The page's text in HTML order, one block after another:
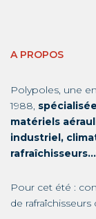
A PROPOS
Polypoles, une
1988,
matériels
industriel,
Pour cet été :
de rafraîchisseurs